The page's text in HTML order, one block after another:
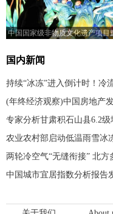
中国国家级非物质文化遗产项目
国内新闻
持续“冰冻”进入倒计时！冷
(年终经济观察)中国房地产
专家分析甘肃积石山县6.2
农业农村部启动低温雨雪
两轮冷空气“无缝衔接” 北
中国城市宜居指数分析报告